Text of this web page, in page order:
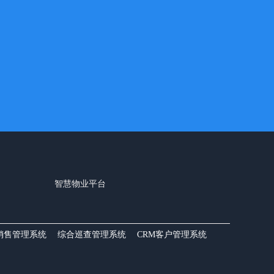
智慧物业平台
售管理系统 综合巡查管理系统 CRM客户管理系统